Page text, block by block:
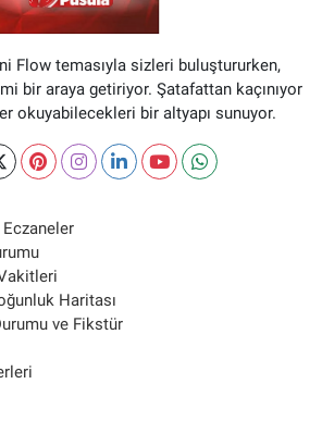
Flow temasıyla sizleri buluştururken,
bir araya getiriyor. Şatafattan kaçınıyor
okuyabilecekleri bir altyapı sunuyor.
Haritası
ve Fikstür